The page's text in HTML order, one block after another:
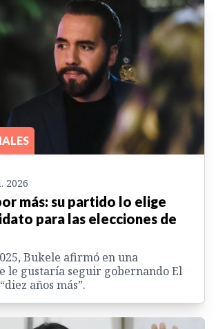
2026
más: su partido lo elige
para las elecciones de
Bukele afirmó en una
le gustaría seguir gobernando El
años más”.